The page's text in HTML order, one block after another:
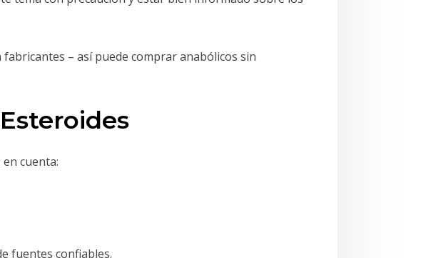
– así puede comprar anabólicos sin
cuenta:
fuentes confiables.